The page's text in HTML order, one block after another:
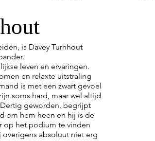
is Davey Turnhout
leven en ervaringen.
en relaxte uitstraling
is met een zwart gevoel
soms hard, maar wel altijd
geworden, begrijpt
om hem heen en hij is de
op het podium te vinden
overigens absoluut niet erg